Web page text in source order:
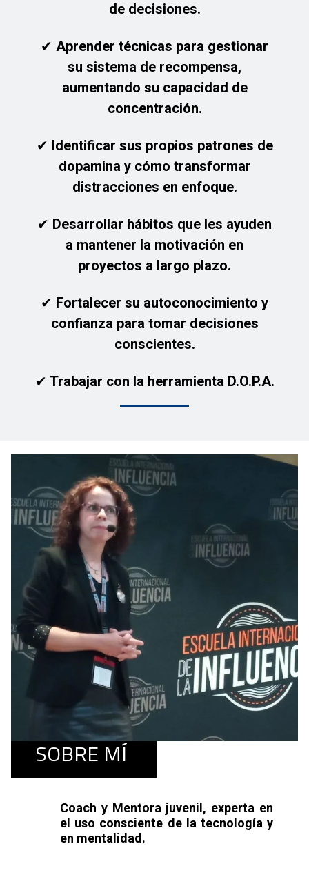
de decisiones.
✔ Aprender técnicas para gestionar
su sistema de recompensa,
aumentando su capacidad de
concentración.
✔ Identificar sus propios patrones de
dopamina y cómo transformar
distracciones en enfoque.
✔ Desarrollar hábitos que les ayuden
a mantener la motivación en
proyectos a largo plazo.
✔ Fortalecer su autoconocimiento y
confianza para tomar decisiones
conscientes.
✔ Trabajar con la herramienta D.O.P.A.
SOBRE MÍ
Coach y Mentora juvenil, experta en
el uso consciente de la tecnología y
en mentalidad.